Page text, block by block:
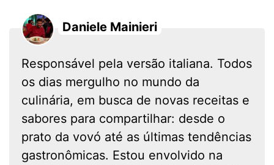
Daniele Mainieri
Responsável pela versão italiana. Todos
os dias mergulho no mundo da
culinária, em busca de novas receitas e
sabores para compartilhar: desde o
prato da vovó até as últimas tendências
gastronômicas. Estou envolvido na